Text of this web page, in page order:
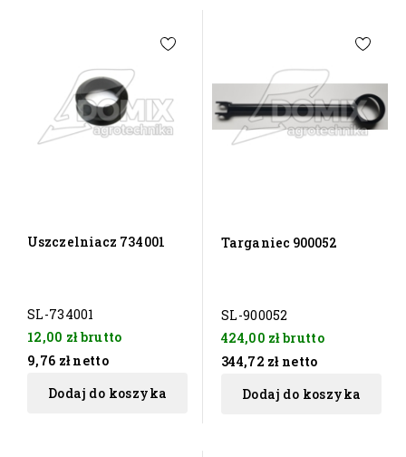
Uszczelniacz 734001
SL-734001
12,00 złbrutto
9,76 zł netto
Dodaj do koszyka
Targaniec 900052
SL-900052
424,00 złbrutto
344,72 zł netto
Dodaj do koszyka